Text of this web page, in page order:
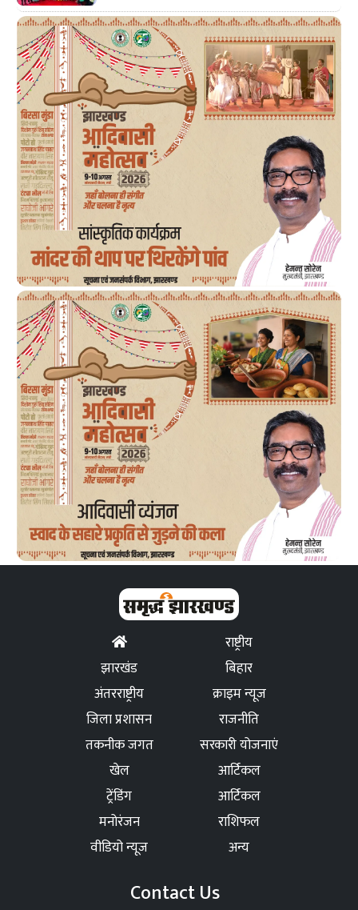
राष्ट्रीय
झारखंड
बिहार
अंतरराष्ट्रीय
क्राइम न्यूज
जिला प्रशासन
राजनीति
तकनीक जगत
सरकारी योजनाएं
खेल
आर्टिकल
ट्रेंडिंग
आर्टिकल
मनोरंजन
राशिफल
वीडियो न्यूज
अन्य
Contact Us